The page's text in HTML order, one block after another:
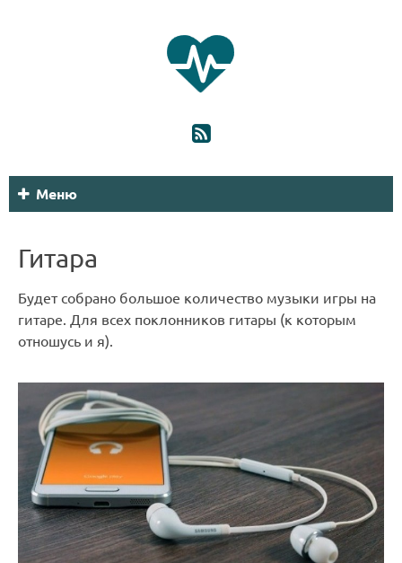
Меню
Гитара
Будет собрано большое количество музыки игры на
гитаре. Для всех поклонников гитары (к которым
отношусь и я).